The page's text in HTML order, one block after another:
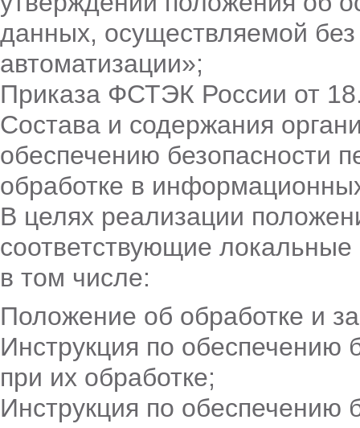
данных, осуществляемой без
автоматизации»;
Приказа ФСТЭК России от
Состава и содержания
обеспечению безопасности
обработке в
В целях реализации
соответствующие
в том числе:
Положение об обработке и
Инструкция по обеспечению
при их обработке;
Инструкция по обеспечению